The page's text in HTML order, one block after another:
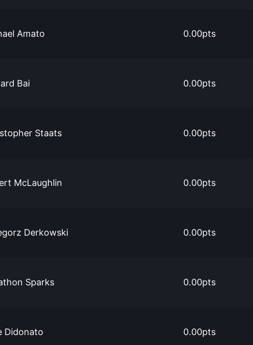
Amato 0.00pts
Bai 0.00pts
Staats 0.00pts
McLaughlin 0.00pts
Derkowski 0.00pts
Sparks 0.00pts
Didonato 0.00pts